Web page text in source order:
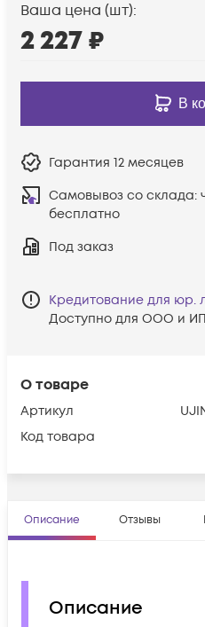
О товаре
Артикул
Код товара
Ваша цена (шт):
2 227₽
В
Гарантия 12 месяцев
Самовывоз со склада:
бесплатно
Под заказ
Кредитование для юр.
Доступно для ООО и ИП
Описание Отзывы
Описание